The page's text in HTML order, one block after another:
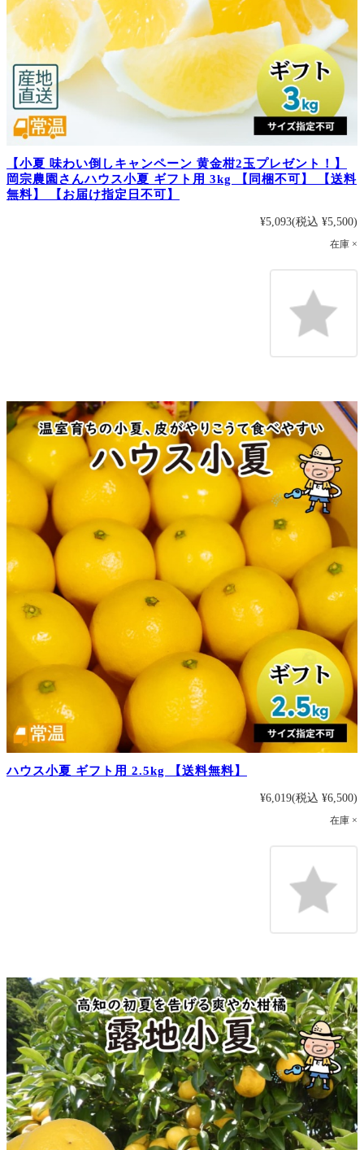
【小夏 味わい倒しキャンペーン 黄金柑2玉プレゼント！】
岡宗農園さんハウス小夏 ギフト用 3kg 【同梱不可】 【送料
無料】 【お届け指定日不可】
¥5,093(税込 ¥5,500)
在庫 ×
ハウス小夏 ギフト用 2.5kg 【送料無料】
¥6,019(税込 ¥6,500)
在庫 ×